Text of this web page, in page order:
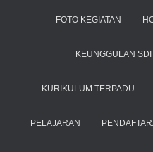
FOTO KEGIATAN
KEUNGGULAN
KURIKULUM TERPADU
PELAJARAN